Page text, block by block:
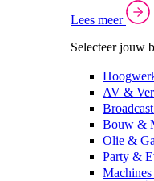
Lees meer
Selecteer jouw
AV &
Bouw &
Olie &
Party &